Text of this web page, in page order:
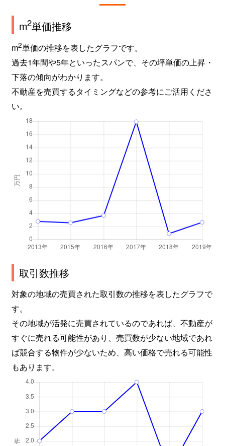
m2単価推移
m2単価の推移を表したグラフです。
過去1年間や5年といったスパンで、その坪単価の上昇・
下落の傾向がわかります。
不動産を売買するタイミングなどの参考にご活用くださ
い。
取引数推移
対象の地域の売買された取引数の推移を表したグラフで
す。
その地域が活発に売買されているのであれば、不動産が
すぐに売れる可能性があり、売買数が少ない地域であれ
ば競合する物件が少ないため、高い価格で売れる可能性
もあります。